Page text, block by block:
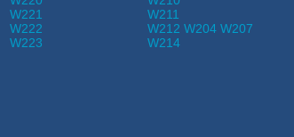
W221
W222
W223
W211
W212 W204 W207
W214